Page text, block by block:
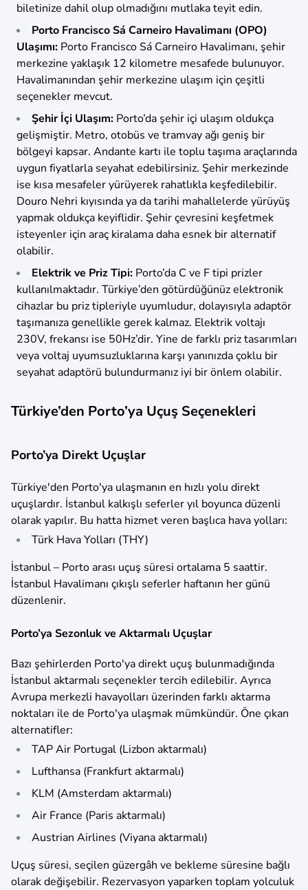
biletinize dahil olup olmadığını mutlaka teyit edin.
Porto Francisco Sá Carneiro Havalimanı (OPO)
Ulaşımı: Porto Francisco Sá Carneiro Havalimanı, şehir
merkezine yaklaşık 12 kilometre mesafede bulunuyor.
Havalimanından şehir merkezine ulaşım için çeşitli
seçenekler mevcut.
Şehir İçi Ulaşım: Porto’da şehir içi ulaşım oldukça
gelişmiştir. Metro, otobüs ve tramvay ağı geniş bir
bölgeyi kapsar. Andante kartı ile toplu taşıma araçlarında
uygun fiyatlarla seyahat edebilirsiniz. Şehir merkezinde
ise kısa mesafeler yürüyerek rahatlıkla keşfedilebilir.
Douro Nehri kıyısında ya da tarihi mahallelerde yürüyüş
yapmak oldukça keyiflidir. Şehir çevresini keşfetmek
isteyenler için araç kiralama daha esnek bir alternatif
olabilir.
Elektrik ve Priz Tipi: Porto’da C ve F tipi prizler
kullanılmaktadır. Türkiye’den götürdüğünüz elektronik
cihazlar bu priz tipleriyle uyumludur, dolayısıyla adaptör
taşımanıza genellikle gerek kalmaz. Elektrik voltajı
230V, frekansı ise 50Hz’dir. Yine de farklı priz tasarımları
veya voltaj uyumsuzluklarına karşı yanınızda çoklu bir
seyahat adaptörü bulundurmanız iyi bir önlem olabilir.
Türkiye’den Porto’ya Uçuş Seçenekleri
Porto’ya Direkt Uçuşlar
Türkiye'den Porto'ya ulaşmanın en hızlı yolu direkt
uçuşlardır. İstanbul kalkışlı seferler yıl boyunca düzenli
olarak yapılır. Bu hatta hizmet veren başlıca hava yolları:​
Türk Hava Yolları (THY)​
İstanbul – Porto arası uçuş süresi ortalama 5 saattir.
İstanbul Havalimanı çıkışlı seferler haftanın her günü
düzenlenir.
Porto’ya Sezonluk ve Aktarmalı Uçuşlar
Bazı şehirlerden Porto'ya direkt uçuş bulunmadığında
İstanbul aktarmalı seçenekler tercih edilebilir. Ayrıca
Avrupa merkezli havayolları üzerinden farklı aktarma
noktaları ile de Porto'ya ulaşmak mümkündür. Öne çıkan
alternatifler:​
TAP Air Portugal (Lizbon aktarmalı)
Lufthansa (Frankfurt aktarmalı)
KLM (Amsterdam aktarmalı)
Air France (Paris aktarmalı)
Austrian Airlines (Viyana aktarmalı)​
Uçuş süresi, seçilen güzergâh ve bekleme süresine bağlı
olarak değişebilir. Rezervasyon yaparken toplam yolculuk